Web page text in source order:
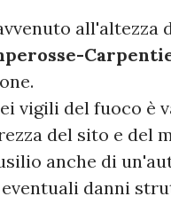
all'altezza
vigili del fuoco è
del sito e del
anche di
danni